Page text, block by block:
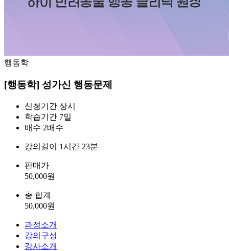
행동학
[행동학] 성가신 행동문제
신청기간 상시
학습기간 7일
배수 2배수
강의길이 1시간 23분
판매가
50,000원
총 합계
50,000원
과정소개
강의구성
강사소개